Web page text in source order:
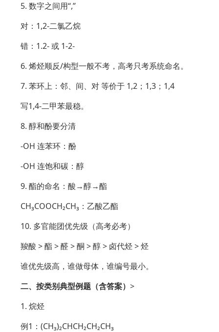
5. 数字之间用“,”
对：1,2-二氯乙烷
错：1.2- 或 1-2-
6. 烯烃顺反/构型一般不考，高考只考系统命名。
7. 苯环上：邻、间、对 等价于 1,2；1,3；1,4
写1,4-二甲苯最稳。
8. 醇和酚要分清
-OH 连苯环：酚
-OH 连饱和碳：醇
9. 酯的命名：酸→醇→酯
CH₃COOCH₂CH₃：乙酸乙酯
10. 多官能团优先级（高考必考）
羧酸 > 酯 > 醛 > 酮 > 醇 > 卤代烃 > 烃
谁优先级高，谁做母体，谁编号最小。
二、按类别典型例题（含答案） >
1. 烷烃
例1：(CH₃)₂CHCH₂CH₂CH₃